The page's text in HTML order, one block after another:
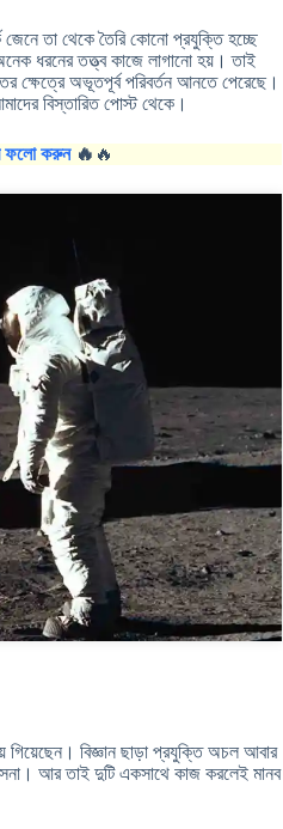
জেনে তা থেকে তৈরি কোনো প্রযুক্তি হচ্ছে
ধরনের তত্ত্ব কাজে লাগানো হয়। তাই
ক্ষেত্রে অভূতপূর্ব পরিবর্তন আনতে পেরেছে।
বিস্তারিত পোস্ট থেকে।
ফলো করুন🔥 🔥
গিয়েছেন। বিজ্ঞান ছাড়া প্রযুক্তি অচল আবার
আর তাই দুটি একসাথে কাজ করলেই মানব